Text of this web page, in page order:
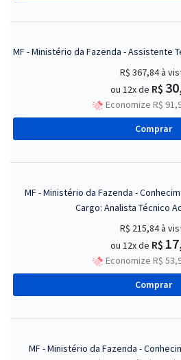
MF - Ministério da Fazenda - Assistente
R$ 367,84à
ou 12x de R$
Economize R$
Comprar
MF - Ministério da Fazenda -
Cargo: Analista Técnico
R$ 215,84à
ou 12x de R$
Economize R$
Comprar
MF - Ministério da Fazenda -